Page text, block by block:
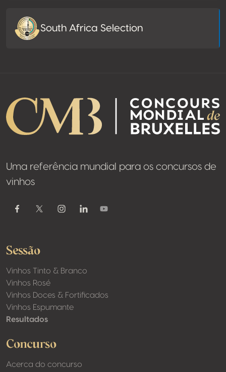
South Africa Selection
Uma referência mundial para os concursos de
vinhos
FacebookTwitter / XInstagramLinkedinYoutube
Sessão
Vinhos Tinto & Branco
Vinhos Rosé
Vinhos Doces & Fortificados
Vinhos Espumante
Resultados
Concurso
Acerca do concurso